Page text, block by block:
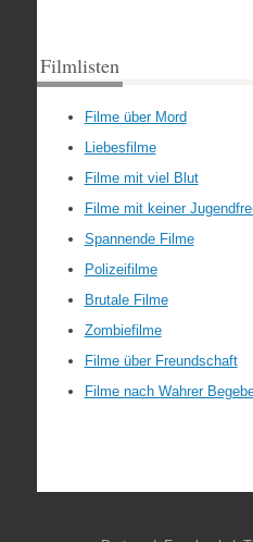
Filmlisten
Filme über Mord
Liebesfilme
Filme mit viel Blut
Filme mit keiner
Spannende Filme
Polizeifilme
Brutale Filme
Zombiefilme
Filme über Freundschaft
Filme nach Wahrer